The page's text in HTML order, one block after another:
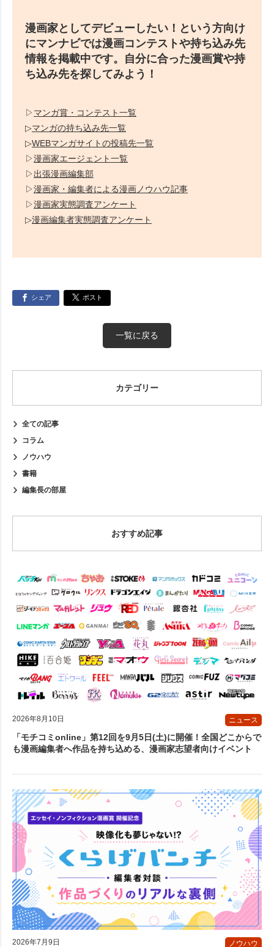
漫画家としてデビューしたい！という方向け
にマンナビでは漫画コンテストや持ち込み先
情報を掲載中です。自分に合った漫画賞や持
ち込み先を探してみよう！
▷ マンガ賞・コンテスト一覧
▷マンガの持ち込み先一覧
▷WEBマンガサイトの投稿先一覧
▷漫画家エージェント一覧
▷ 出張漫画編集部
▷漫画家・編集者による漫画ノウハウ記事
▷漫画家実態調査アンケート
▷漫画編集者実態調査アンケート
シェア ポスト
一覧に戻る
カテゴリー
全ての記事
コラム
ノウハウ
書籍
編集長の部屋
おすすめ記事
2026年8月10日 ニュース
「モチコミonline」第12回を9月5日(土)に開催！全国どこからで
も漫画編集者へ作品を持ち込める、漫画家志望者向けイベント
2026年7月9日 ノウハウ